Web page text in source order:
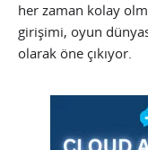
her zaman kolay
girişimi, oyun
olarak öne çıkıyor.